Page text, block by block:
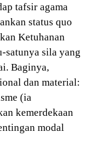
tafsir agama
status quo
Ketuhanan
satunya sila yang
Baginya,
dan material:
(ia
kemerdekaan
modal